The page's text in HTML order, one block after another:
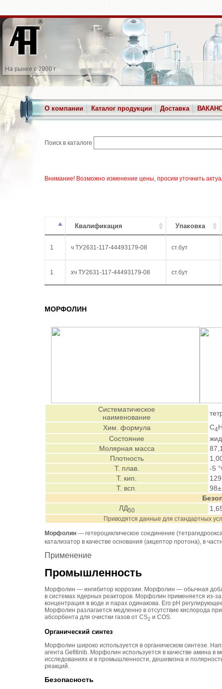
О компании Каталог продукции Доставка
Поиск в каталоге
Внимание! Возможно изменение цены, просим уточнить
Квалификация Упаковка
1 ч ТУ2631-117-44493179-08 ст.бут
1 хч ТУ2631-117-44493179-08 ст.бут
МОРФОЛИН
Систематическое
наименование
Хим. формула
C4
Состояние
Молярная масса
Плотность
Т. плав.
-5
Т. кип.
Т. всп.
ЛД50
Приводятся данные для стандартных
Морфолин — гетероциклическое соединение
катализатор в качестве основания (акцептор протона), в
Применение
Промышленность
Морфолин — ингибитор коррозии. Морфолин — обычная
в системах ядерных реакторов. Морфолин применяется из-
концентрация в воде и парах одинакова. Его pH
Морфолин разлагается медленно в отсутствие кислорода
абсорбента для очистки газов от CS2 и COS.
Органический синтез
Морфолин широко используется в органическом синтезе.
агента Gefitinib. Морфолин используется в качестве амина
исследованиях и в промышленности, дешевизна и
реакций.
Безопасность